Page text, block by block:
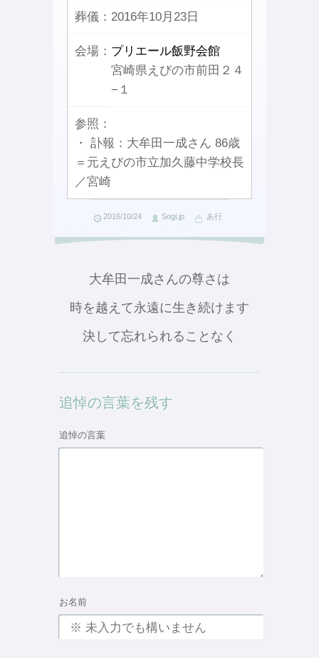
葬儀： 2016年10月23日
会場： プリエール飯野会館
宮崎県えびの市前田２４
−１
参照：
・ 訃報：大牟田一成さん 86歳
＝元えびの市立加久藤中学校長
／宮崎
2016/10/24 Sogi.jp あ行
大牟田一成さんの尊さは
時を越えて永遠に生き続けます
決して忘れられることなく
追悼の言葉を残す
追悼の言葉
お名前